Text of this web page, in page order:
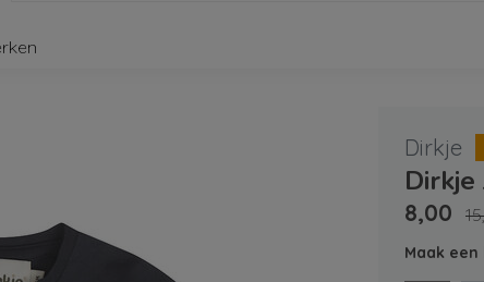
Dirkje
8,00
Maak een